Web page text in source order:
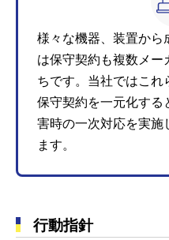
様々な機器、装置から
は保守契約も複数メ
ちです。当社ではこ
保守契約を一元化する
害時の一次対応を実施
ます。
行動指針